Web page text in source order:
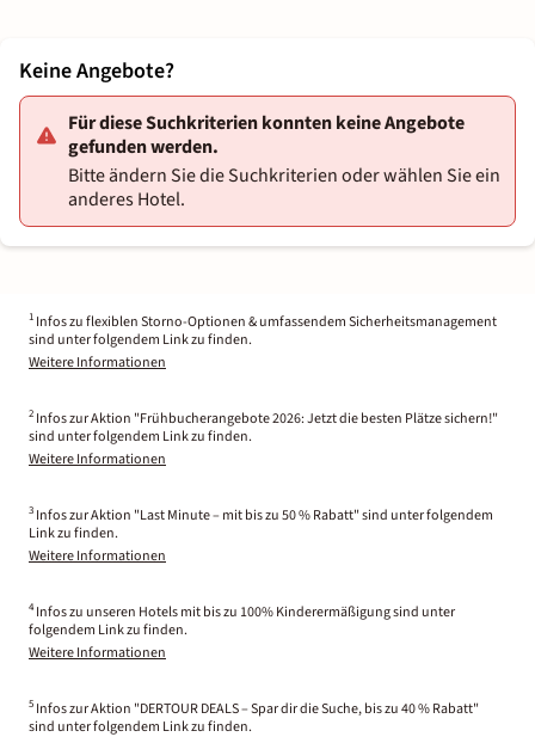
Keine Angebote?
Für diese Suchkriterien konnten keine Angebote
gefunden werden.
Bitte ändern Sie die Suchkriterien oder wählen Sie ein
anderes Hotel.
1 Infos zu flexiblen Storno-Optionen & umfassendem Sicherheitsmanagement
sind unter folgendem Link zu finden.
Weitere Informationen
2 Infos zur Aktion "Frühbucherangebote 2026: Jetzt die besten Plätze sichern!"
sind unter folgendem Link zu finden.
Weitere Informationen
3 Infos zur Aktion "Last Minute – mit bis zu 50 % Rabatt" sind unter folgendem
Link zu finden.
Weitere Informationen
4 Infos zu unseren Hotels mit bis zu 100% Kinderermäßigung sind unter
folgendem Link zu finden.
Weitere Informationen
5 Infos zur Aktion "DERTOUR DEALS – Spar dir die Suche, bis zu 40 % Rabatt"
sind unter folgendem Link zu finden.